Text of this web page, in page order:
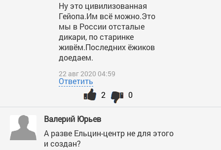
Ну это цивилизованная
Гейопа.Им всё можно.Это
мы в России отсталые
дикари, по старинке
живём.Последних ёжиков
доедаем.
22 авг 2020 04:59
Ответить
0
2
Валерий Юрьев
А разве Ельцин-центр не для этого
и создан?